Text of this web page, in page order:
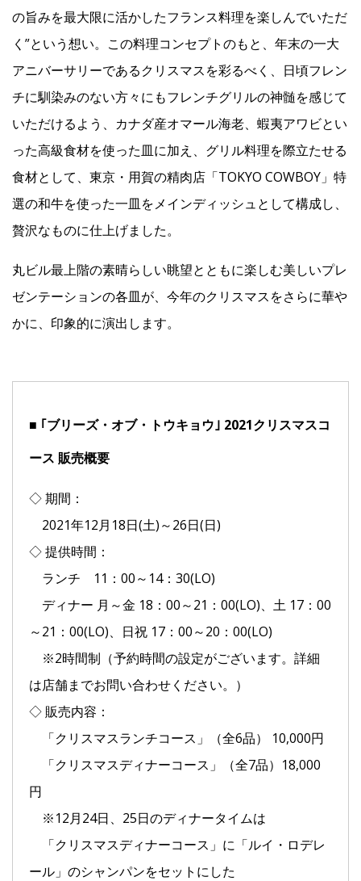
の旨みを最大限に活かしたフランス料理を楽しんでいただ
く”という想い。この料理コンセプトのもと、年末の一大
アニバーサリーであるクリスマスを彩るべく、日頃フレン
チに馴染みのない方々にもフレンチグリルの神髄を感じて
いただけるよう、カナダ産オマール海老、蝦夷アワビとい
った高級食材を使った皿に加え、グリル料理を際立たせる
食材として、東京・用賀の精肉店「TOKYO COWBOY」特
選の和牛を使った一皿をメインディッシュとして構成し、
贅沢なものに仕上げました。
丸ビル最上階の素晴らしい眺望とともに楽しむ美しいプレ
ゼンテーションの各皿が、今年のクリスマスをさらに華や
かに、印象的に演出します。
■ ｢ブリーズ・オブ・トウキョウ｣ 2021クリスマスコ
ース 販売概要
◇ 期間：
2021年12月18日(土)～26日(日)
◇ 提供時間：
ランチ 11：00～14：30(LO)
ディナー 月～金 18：00～21：00(LO)、土 17：00
～21：00(LO)、日祝 17：00～20：00(LO)
※2時間制（予約時間の設定がございます。詳細
は店舗までお問い合わせください。）
◇ 販売内容：
「クリスマスランチコース」（全6品） 10,000円
「クリスマスディナーコース」（全7品）18,000
円
※12月24日、25日のディナータイムは
「クリスマスディナーコース」に「ルイ・ロデレ
ール」のシャンパンをセットにした